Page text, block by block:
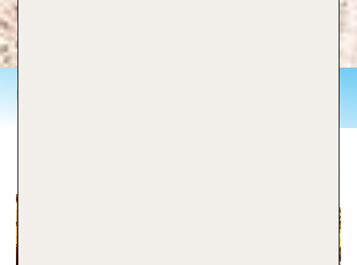
Urlaub zu zweit